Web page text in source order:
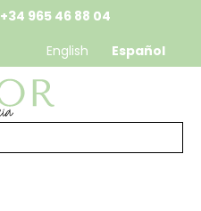
+34 965 46 88 04
English
Español